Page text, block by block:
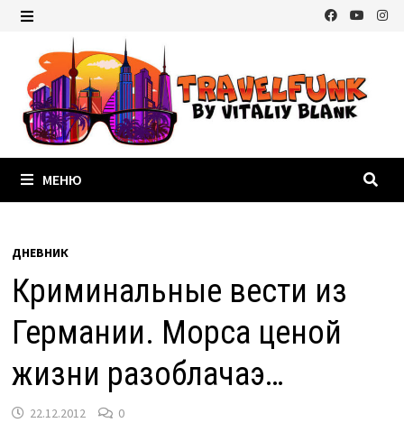
Перейти
содержимому
МЕНЮ
ДНЕВНИК
Криминальные вести из
Германии. Морса ценой
жизни разоблачаэ…
22.12.2012 0